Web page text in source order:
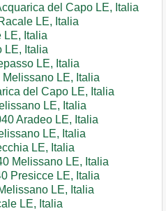
del Capo LE, Italia
LE, Italia
LE, Italia
LE, Italia
LE, Italia
LE, Italia
del Capo LE, Italia
LE, Italia
Aradeo LE, Italia
LE, Italia
LE, Italia
Melissano LE, Italia
Presicce LE, Italia
LE, Italia
LE, Italia